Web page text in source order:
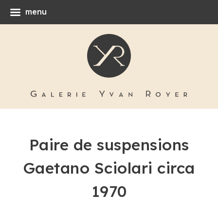
Paire de suspensions
Gaetano Sciolari circa
1970
menu